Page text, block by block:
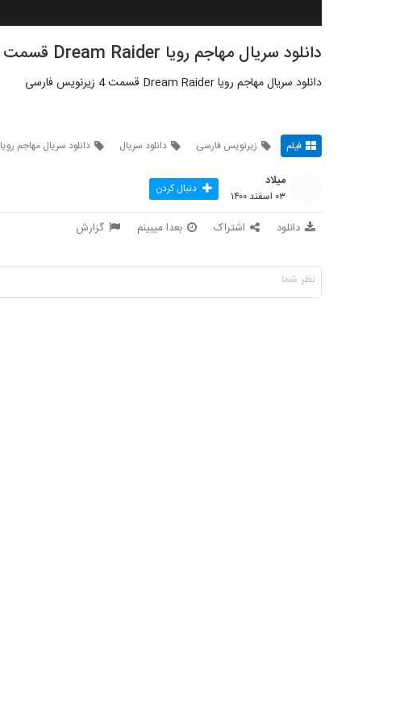
دانلود سریال مهاجم رویا Dream Raider قسمت 4
دانلود سریال مهاجم رویا Dream Raider قسمت 4 زیرنویس فارسی
فیلم زیرنویس فارسی دانلود سریال دانلود سریال مهاجم رویا
میلاد
۰۳ اسفند ۱۴۰۰ دنبال کردن
دانلود اشتراک بعدا میبینم گزارش